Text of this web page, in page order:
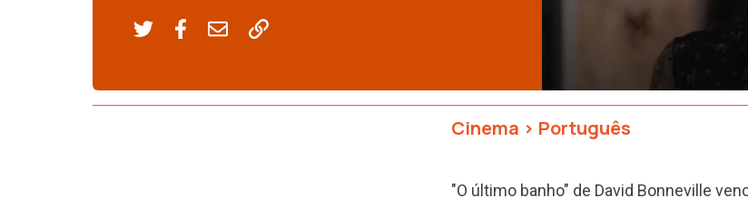
Cinema > Português
"O último banho" de David Bonneville